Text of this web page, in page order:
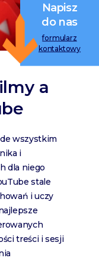
Napisz
do nas
formularz
kontaktowy
a
wszystkim
i
dla niego
stale
i uczy
treści i sesji